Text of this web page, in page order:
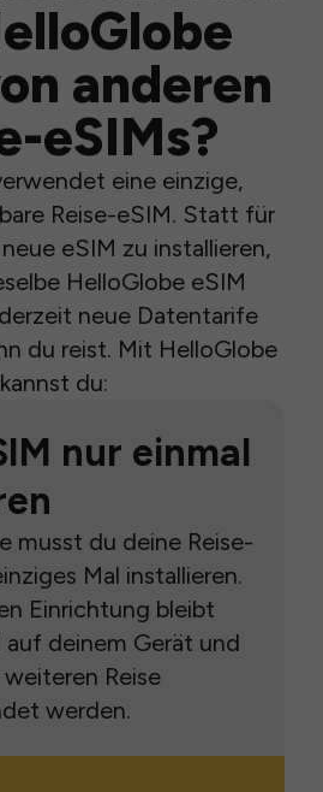
anderen
eSIMs?
eine einzige,
Reise-eSIM. Statt für
eSIM zu installieren,
HelloGlobe eSIM
neue Datentarife
du reist. Mit HelloGlobe
kannst du:
nur einmal
musst du deine Reise-
Mal installieren.
Einrichtung bleibt
auf deinem Gerät und
Reise
werden.